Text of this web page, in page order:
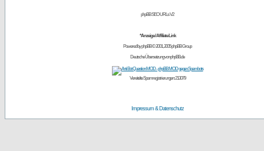
phpBB SEO URLs V2
*Anzeige / Affiliate Link
Powered byphpBB© 2001, 2005 phpBB Group
Deutsche Übersetzung vonphpBB.de
Vereitelte Spamregistrierungen: 213079
Impressum & Datenschutz